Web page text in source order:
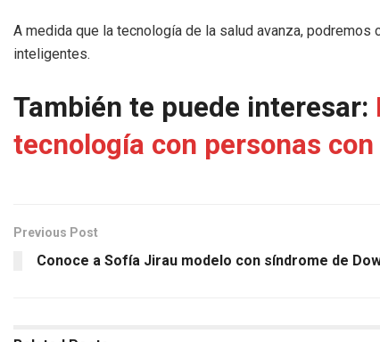
A medida que la tecnología de la salud avanza,
inteligentes.
También te puede interesar:
tecnología con personas
Previous Post
Conoce a Sofía Jirau modelo con síndrome de